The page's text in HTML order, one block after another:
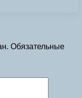
Обязательные